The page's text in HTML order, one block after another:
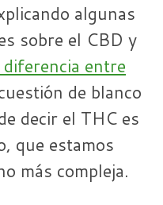
algunas
sobre el CBD y
diferencia entre
de blanco
decir el THC es
que estamos
más compleja.